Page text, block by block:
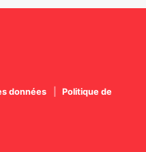
données
Politique de